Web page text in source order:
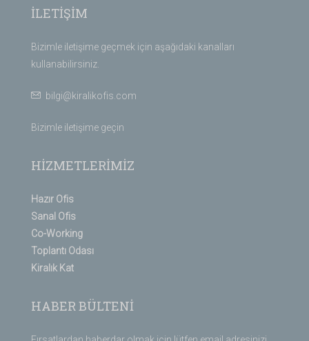
İLETİŞİM
Bizimle iletişime geçmek için aşağıdaki kanalları
kullanabilirsiniz.
bilgi@kiralikofis.com
Bizimle iletişime geçin
HİZMETLERİMİZ
Hazır Ofis
Sanal Ofis
Co-Working
Toplantı Odası
Kiralık Kat
HABER BÜLTENİ